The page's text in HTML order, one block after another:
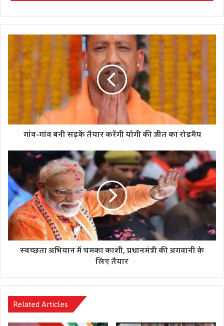
को उचित मुआवजा देने का ऐलान किया था। यह मुआवजा राशि जिला
कोषागार से सीधे किसानों के बैंक खाते (डीबीटी) में ट्रांसफर की जा रही
है। सरकार राज्य आपदा राहत कोष (एसडीआरएफ) से किसानों को
वित्तीय सहायता प्रदान कर रही है।
गांव-गांव बनी सड़कें तैयार करेंगी योगी की जीत का रोडमैप
स्वच्छता अभियान में चमका काशी, प्रधानमंत्री की अगवानी के
लिए तैयार
Related Articles